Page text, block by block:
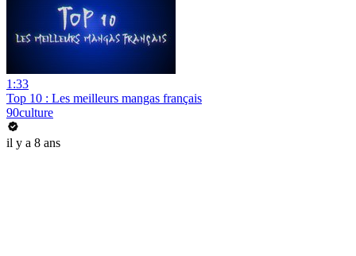
1:33
Top 10 : Les meilleurs mangas français
90culture
il y a 8 ans